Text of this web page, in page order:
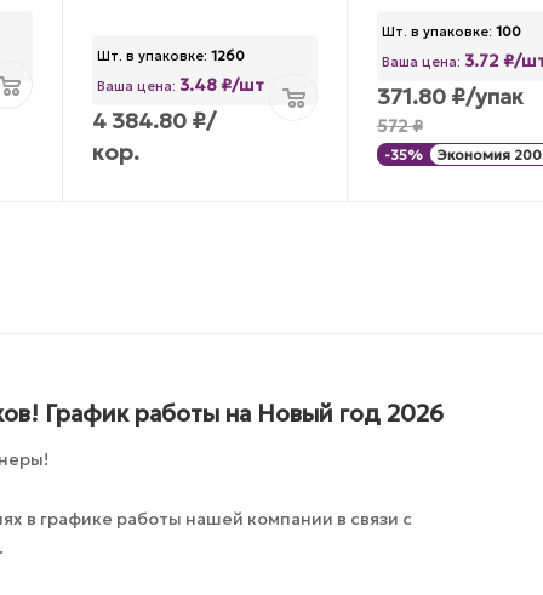
Шт. в упаковке: 1260
Ваша цена: 3.48 ₽/шт
4 384.80 ₽/
кор.
Шт. в упаковке: 100
Ваша цена: 3.72 ₽/
371.80 ₽/упак
572₽
-35% Экономия
График работы на Новый год 2026
в графике работы нашей компании в связи с